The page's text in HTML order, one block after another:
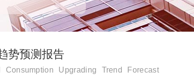
势预测报告
Upgrading Trend Forecast